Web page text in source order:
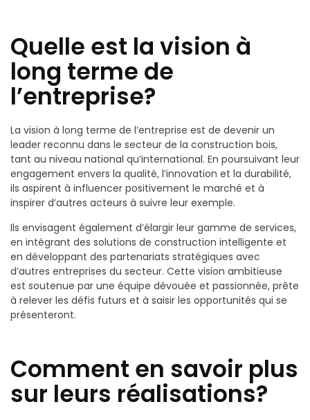
Quelle est la vision à
long terme de
l’entreprise?
La vision à long terme de l’entreprise est de devenir un
leader reconnu dans le secteur de la construction bois,
tant au niveau national qu’international. En poursuivant leur
engagement envers la qualité, l’innovation et la durabilité,
ils aspirent à influencer positivement le marché et à
inspirer d’autres acteurs à suivre leur exemple.
Ils envisagent également d’élargir leur gamme de services,
en intégrant des solutions de construction intelligente et
en développant des partenariats stratégiques avec
d’autres entreprises du secteur. Cette vision ambitieuse
est soutenue par une équipe dévouée et passionnée, prête
à relever les défis futurs et à saisir les opportunités qui se
présenteront.
Comment en savoir plus
sur leurs réalisations?